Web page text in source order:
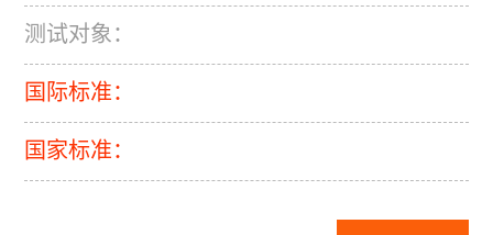
测试对象：
国际标准：
国家标准：